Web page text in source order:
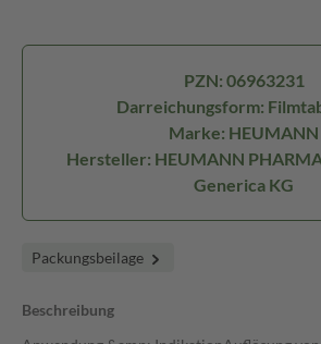
PZN: 06963231
Darreichungsform:
Marke: HEUMANN
Hersteller: HEUMANN
Generica KG
Packungsbeilage
Beschreibung